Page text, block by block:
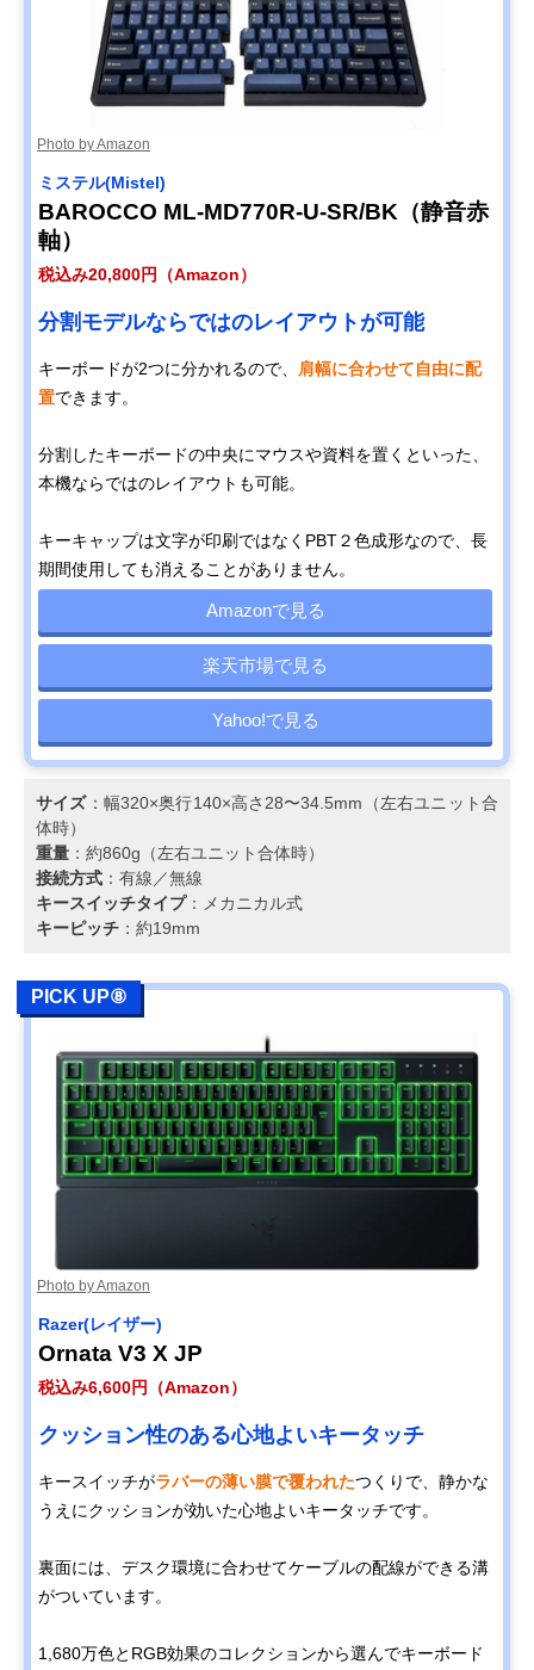
Photo by Amazon
ミステル(Mistel)
BAROCCO ML-MD770R-U-SR/BK（静音赤
軸）
税込み20,800円（Amazon）
分割モデルならではのレイアウトが可能
キーボードが2つに分かれるので、
肩幅に合わせて自由に配
置できます。
分割したキーボードの中央にマウスや資料を置くといった、
本機ならではのレイアウトも可能。
キーキャップは文字が印刷ではなくPBT２色成形なので、長
期間使用しても消えることがありません。
Amazonで見る
楽天市場で見る
Yahoo!で見る
サイズ：幅320×奥行140×高さ28〜34.5mm（左右ユニット合
体時）
重量 ：約860g（左右ユニット合体時）
接続方式 ：有線／無線
キースイッチタイプ：メカニカル式
キーピッチ ：約19mm
PICK UP⑧
Photo by Amazon
Razer(レイザー)
Ornata V3 X JP
税込み6,600円（Amazon）
クッション性のある心地よいキータッチ
キースイッチがラバーの薄い膜で覆われたつくりで、静かな
うえにクッションが効いた心地よいキータッチです。
裏面には、デスク環境に合わせてケーブルの配線ができる溝
がついています。
1,680万色とRGB効果のコレクションから選んでキーボード